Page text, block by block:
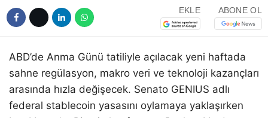
EKLE ABONE OL
ABD’de Anma Günü tatiliyle açılacak yeni haftada
sahne regülasyon, makro veri ve teknoloji kazançları
arasında hızla değişecek. Senato GENIUS adlı
federal stablecoin yasasını oylamaya yaklaşırken